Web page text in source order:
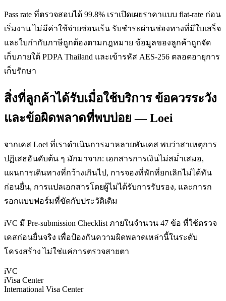
Pass rate ที่ตรวจสอบได้ 99.8% เราเปิดเผยราคาแบบ flat-rate ก่อน
เริ่มงาน ไม่มีค่าใช้จ่ายซ่อนเร้น รับชำระผ่านช่องทางที่มีใบเสร็จ
และใบกำกับภาษีถูกต้องตามกฎหมาย ข้อมูลของลูกค้าถูกจัด
เก็บภายใต้ PDPA Thailand และเข้ารหัส AES-256 ตลอดอายุการ
เก็บรักษา
สิ่งที่ลูกค้าได้รับเมื่อใช้บริการ ข้อควรระวัง
และข้อผิดพลาดที่พบบ่อย — Loei
จากเคส Loei ที่เราดำเนินการมาหลายพันเคส พบว่าสาเหตุการ
ปฏิเสธอันดับต้น ๆ มักมาจาก: เอกสารการเงินไม่สม่ำเสมอ,
แผนการเดินทางที่กว้างเกินไป, การจองที่พักที่ยกเลิกไม่ได้ทัน
ก่อนยื่น, การแปลเอกสารโดยผู้ไม่ได้รับการรับรอง, และการก
รอกแบบฟอร์มที่ขัดกับประวัติเดิม
iVC มี Pre-submission Checklist ภายในจำนวน 47 ข้อ ที่ใช้ตรวจ
เคสก่อนยื่นจริง เพื่อป้องกันความผิดพลาดเหล่านี้ในระดับ
โครงสร้าง ไม่ใช่แค่การตรวจสายตา
iVC
iVisa Center
International Visa Center